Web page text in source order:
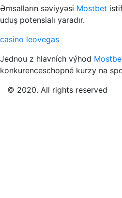
Əmsalların səviyyəsi Mostbet
uduş potensialı yaradır.
casino leovegas
Jednou z hlavních výhod
konkurenceschopné kurzy na
© 2020. All rights reserved